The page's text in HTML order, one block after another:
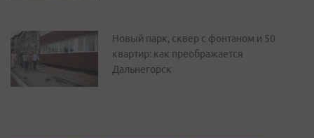
Новый парк, сквер с фонтаном и 50
квартир: как преображается
Дальнегорск